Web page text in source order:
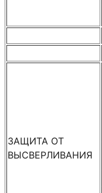
ЗАЩИТА ОТ
ВЫСВЕРЛИВАНИЯ